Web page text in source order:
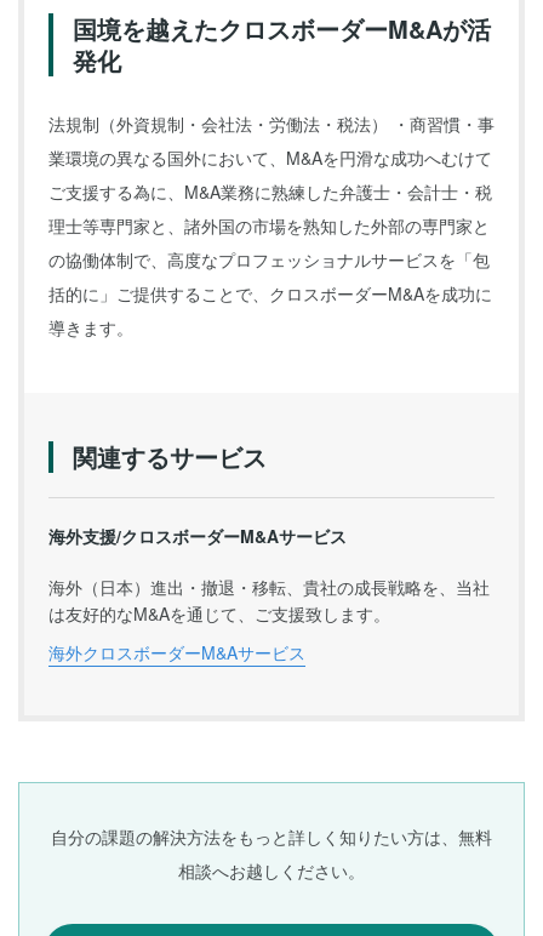
国境を越えたクロスボーダーM&Aが活
発化
法規制（外資規制・会社法・労働法・税法） ・商習慣・事
業環境の異なる国外において、M&Aを円滑な成功へむけて
ご支援する為に、M&A業務に熟練した弁護士・会計士・税
理士等専門家と、諸外国の市場を熟知した外部の専門家と
の協働体制で、高度なプロフェッショナルサービスを「包
括的に」ご提供することで、クロスボーダーM&Aを成功に
導きます。
関連するサービス
海外支援/クロスボーダーM&Aサービス
海外（日本）進出・撤退・移転、貴社の成長戦略を、当社
は友好的なM&Aを通じて、ご支援致します。
海外クロスボーダーM&Aサービス
自分の課題の解決方法をもっと詳しく知りたい方は、無料
相談へお越しください。